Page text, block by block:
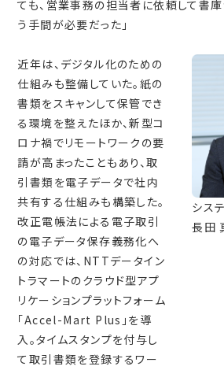
ても、営業事務の担当者に依頼して書
う手間が必要だった」
近年は、デジタル化のための
仕組みも整備していた。紙の
書類をスキャンして保管でき
る環境を整えたほか、新型コ
ロナ禍でリモートワークの要
請が高まったこともあり、取
引書類を電子データで社内
共有する仕組みも構築した。
改正電帳法による電子取引
の電子データ保存義務化へ
の対応では、NTTデータイン
トラマートのクラウド型アプ
リケーションプラットフォーム
「Accel-Mart Plus」を導
入。タイムスタンプを付与し
て取引書類を登録するワー
シス
長田